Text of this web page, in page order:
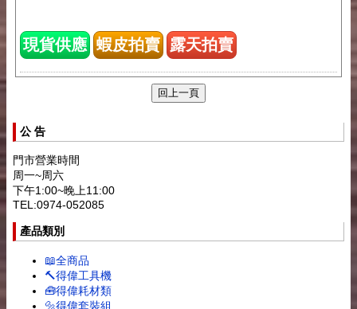
現貨供應 蝦皮拍賣 露天拍賣
公 告
門市營業時間
周一~周六
下午1:00~晚上11:00
TEL:0974-052085
產品類別
📖全商品
🔨得偉工具機
🧰得偉耗材類
🔩得偉套裝組